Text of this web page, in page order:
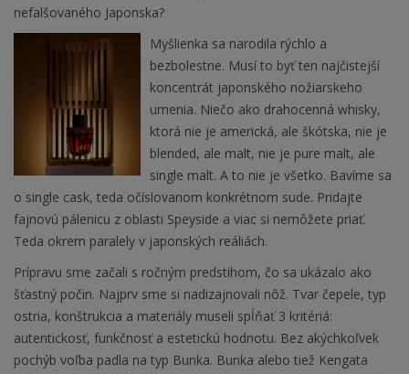
nefalšovaného Japonska?
Myšlienka sa narodila rýchlo a
bezbolestne. Musí to byť ten najčistejší
koncentrát japonského nožiarskeho
umenia. Niečo ako drahocenná whisky,
ktorá nie je americká, ale škótska, nie je
blended, ale malt, nie je pure malt, ale
single malt. A to nie je všetko. Bavíme sa
o single cask, teda očíslovanom konkrétnom sude. Pridajte
fajnovú pálenicu z oblasti Speyside a viac si nemôžete priať.
Teda okrem paralely v japonských reáliách.
Prípravu sme začali s ročným predstihom, čo sa ukázalo ako
šťastný počin. Najprv sme si nadizajnovali nôž. Tvar čepele, typ
ostria, konštrukcia a materiály museli spĺňať 3 kritériá:
autentickosť, funkčnosť a estetickú hodnotu. Bez akýchkoľvek
pochýb voľba padla na typ Bunka. Bunka alebo tiež Kengata